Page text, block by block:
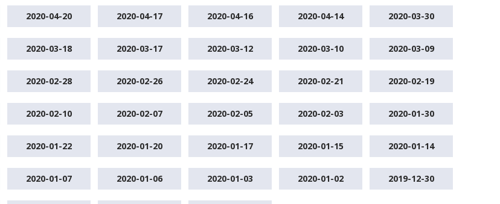
2020-04-20 2020-04-17 2020-04-16 2020-04-14 2020-03-30
2020-03-18 2020-03-17 2020-03-12 2020-03-10 2020-03-09
2020-02-28 2020-02-26 2020-02-24 2020-02-21 2020-02-19
2020-02-10 2020-02-07 2020-02-05 2020-02-03 2020-01-30
2020-01-22 2020-01-20 2020-01-17 2020-01-15 2020-01-14
2020-01-07 2020-01-06 2020-01-03 2020-01-02 2019-12-30